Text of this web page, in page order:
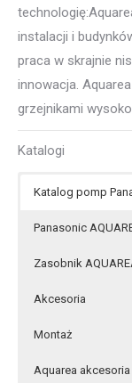
instalacji i
praca w skrajnie
innowacja.
grzejnikami
Katalogi
Katalog pomp
Panasonic
Zasobnik
Akcesoria
Montaż
Aquarea akcesoria